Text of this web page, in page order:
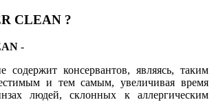
CLEAN ?
-
содержит консервантов, являясь, таким
и тем самым, увеличивая время
людей, склонных к аллергическим